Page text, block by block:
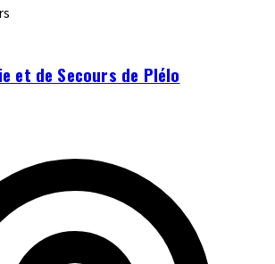
et de Secours de Plélo